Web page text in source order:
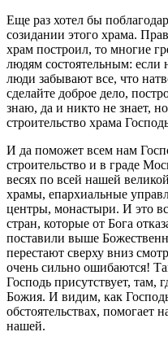
Еще раз хотел бы
созидании этого храма.
храм построил, то многие
людям состоятельным: если
люди забывают все, что
сделайте доброе дело,
знаю, да и никто не знает,
строительство храма
И да поможет всем нам
строительство и в граде
весях по всей нашей
храмы, епархиальные
центры, монастыри. И это
стран, которые от Бога
поставили выше
перестают сверху вниз
очень сильно ошибаются!
Господь присутствует, там,
Божия. И видим, как
обстоятельствах, помогает
нашей.